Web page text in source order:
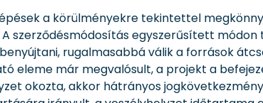
a körülményekre tekintettel
szerződésmódosítás egyszerűsített
rugalmasabbá válik a források
eleme már megvalósult, a projekt a
okozta, akkor hátrányos